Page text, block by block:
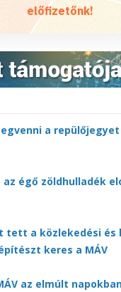
előfizetőnk!
a repülőjegyet
égő zöldhulladék
tett a közlekedési és
keres a MÁV
az elmúlt